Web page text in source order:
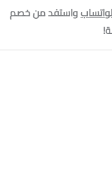
واستفد من خصم